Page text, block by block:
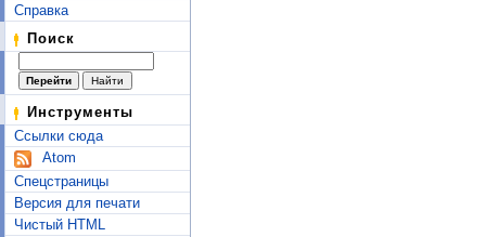
Справка
Поиск
Инструменты
Ссылки сюда
Atom
Спецстраницы
Версия для печати
Чистый HTML